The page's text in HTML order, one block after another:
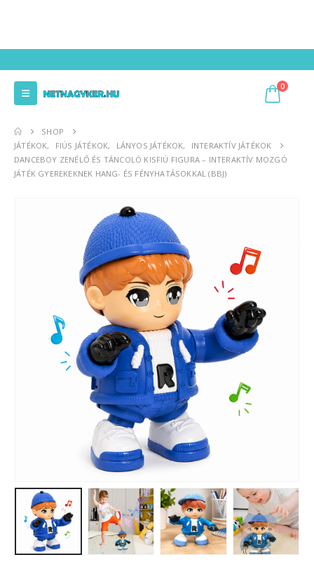
0
SHOP
JÁTÉKOK, FIÚS JÁTÉKOK, LÁNYOS JÁTÉKOK,
INTERAKTÍV JÁTÉKOK
DANCEBOY ZENÉLŐ ÉS TÁNCOLÓ KISFIÚ FIGURA – INTERAKTÍV MOZGÓ
JÁTÉK GYEREKEKNEK HANG- ÉS FÉNYHATÁSOKKAL (BBJ)